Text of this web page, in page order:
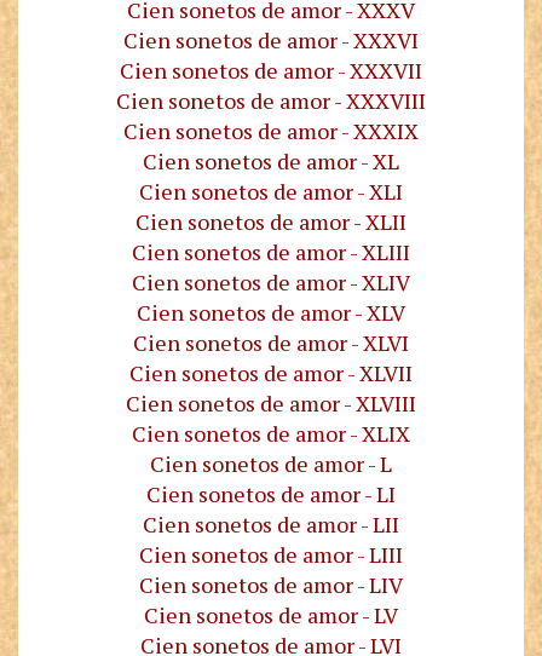
Cien sonetos de amor - XXXV
Cien sonetos de amor - XXXVI
Cien sonetos de amor - XXXVII
Cien sonetos de amor - XXXVIII
Cien sonetos de amor - XXXIX
Cien sonetos de amor - XL
Cien sonetos de amor - XLI
Cien sonetos de amor - XLII
Cien sonetos de amor - XLIII
Cien sonetos de amor - XLIV
Cien sonetos de amor - XLV
Cien sonetos de amor - XLVI
Cien sonetos de amor - XLVII
Cien sonetos de amor - XLVIII
Cien sonetos de amor - XLIX
Cien sonetos de amor - L
Cien sonetos de amor - LI
Cien sonetos de amor - LII
Cien sonetos de amor - LIII
Cien sonetos de amor - LIV
Cien sonetos de amor - LV
Cien sonetos de amor - LVI